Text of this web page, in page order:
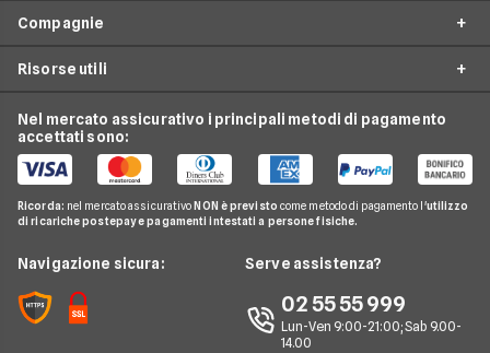
Conti e Carte
Telefonia Mobile
Pay TV
Noleggio Lungo Termine
News
Chi siamo
Perché scegliere Facile.it
Offerte ADSL
Offerte Internet Casa
Offerte Internet Partita Iva
Internet senza linea fissa
Migliore Connessione Internet
Offerte Internet Satellitare
Internet Seconda Casa
Offerte Internet Illimitato
Compagnie
Vodafone
Fastweb
Linkem
Tiscali
Wind Tre
Aruba
Eolo
Risorse utili
Verifica Copertura Fibra Ottica
Internet Speed Test
Guide Internet Casa
Argomenti in evidenza internet casa
Notizie internet casa
Domande frequenti internet casa
Nel mercato assicurativo i principali metodi di pagamento
accettati sono:
Ricorda: nel mercato assicurativo NON è previsto come metodo di pagamento l'utilizzo
di ricariche postepay e pagamenti intestati a persone fisiche.
Navigazione sicura: Serve assistenza?
02 55 55 999
Lun-Ven 9:00-21:00; Sab 9.00-
14.00